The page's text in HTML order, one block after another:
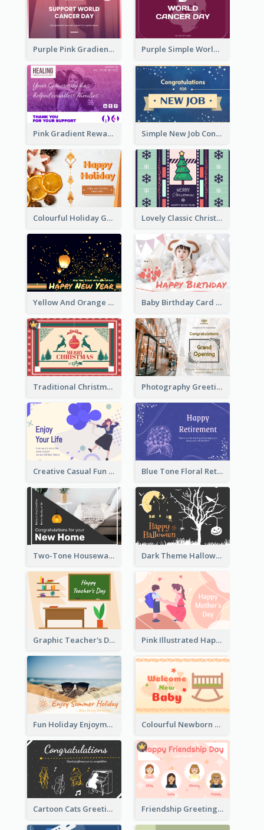
Purple Pink Gradient World Cancer Day Greeting Card Purple Simple World Cancer Day Greeting Card
Pink Gradient Reward For Donation Card Design Simple New Job Congratulations Card In Yellow And Blue
Colourful Holiday Greeting Card In Orange Theme Lovely Classic Christmas Greeting Card Design
Yellow And Orange New Year Card With Sky Lantern Baby Birthday Card With Simple Decorations
Traditional Christmas Card Design Template Idea Photography Greeting Card For Grand Opening
Creative Casual Fun Greeting Card Blue Tone Floral Retirement Greeting Card
Two-Tone Housewarming Greeting Card Dark Theme Halloween Greeting Card
Graphic Teacher's Day Card In Warm Colour Tone Pink Illustrated Happy Mother's Day Celebration Card
Fun Holiday Enjoyment Card Colourful Newborn Baby Greeting Card
Cartoon Cats Greeting Card For Great Performance Friendship Greeting Card